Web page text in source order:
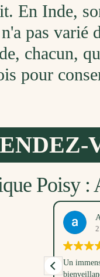
En Inde,
pas varié
chacun,
pour
Poisy :
petit
Un